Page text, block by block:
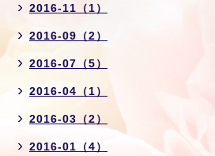
2016-11（1）
2016-09（2）
2016-07（5）
2016-04（1）
2016-03（2）
2016-01（4）